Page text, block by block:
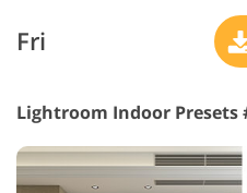
Fri
Lightroom Indoor Presets